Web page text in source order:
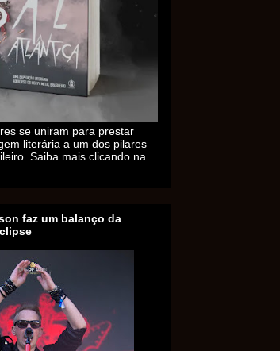
se uniram para prestar
literária a um dos pilares
Saiba mais clicando na
faz um balanço da